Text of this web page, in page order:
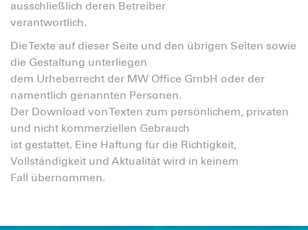
ausschließlich deren Betreiber
verantwortlich.
Die Texte auf dieser Seite und den übrigen Seiten sowie
die Gestaltung unterliegen
dem Urheberrecht der MW Office GmbH oder der
namentlich genannten Personen.
Der Download von Texten zum persönlichem, privaten
und nicht kommerziellen Gebrauch
ist gestattet. Eine Haftung für die Richtigkeit,
Vollständigkeit und Aktualität wird in keinem
Fall übernommen.